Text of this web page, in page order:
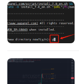
网
赚